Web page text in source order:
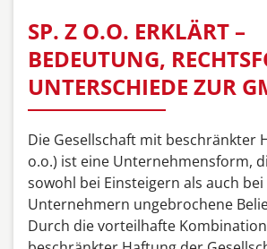
SP. Z O.O. ERKLÄRT –
BEDEUTUNG,
UNTERSCHIEDE ZUR
Die Gesellschaft mit beschränkter
o.o.) ist eine Unternehmensform,
sowohl bei Einsteigern als auch
Unternehmern ungebrochene
Durch die vorteilhafte